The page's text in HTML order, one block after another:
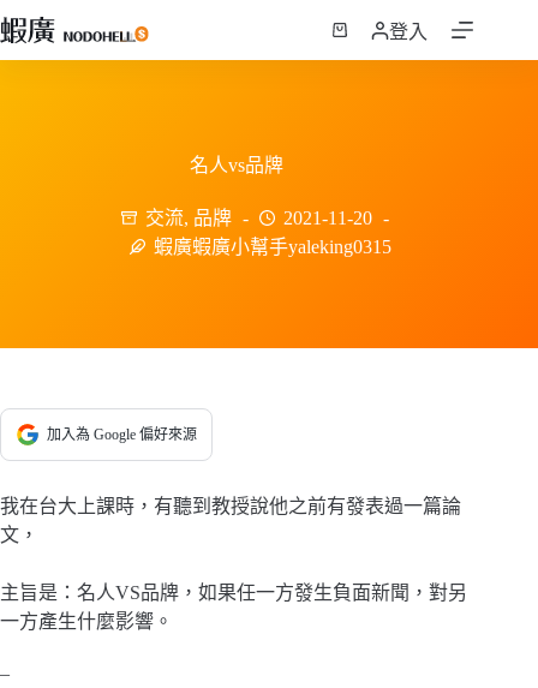
跳
至
登入
名人vs品牌
交流, 品牌
2021-11-20
蝦廣蝦廣小幫手yaleking0315
加入為 Google 偏好來源
我在台大上課時，有聽到教授說他之前有發表過一篇論
文，
主旨是：名人VS品牌，如果任一方發生負面新聞，對另
一方產生什麼影響。
–